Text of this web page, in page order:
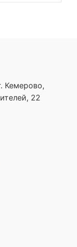
Кемерово,
22